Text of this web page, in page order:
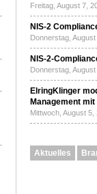
Freitag, August 7,
NIS-2
Donnerstag,
NIS-2-
Donnerstag,
ElringKlinger
Management
Mittwoch, August
Aktuelles